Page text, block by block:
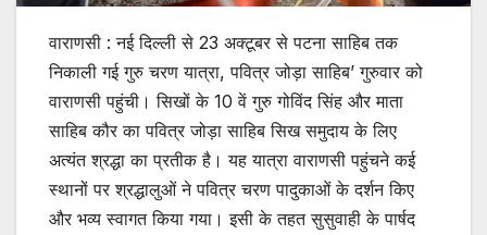
वाराणसी : नई दिल्ली से 23 अक्टूबर से पटना साहिब तक
निकाली गई गुरु चरण यात्रा, पवित्र जोड़ा साहिब’ गुरुवार को
वाराणसी पहुंची। सिखों के 10 वें गुरु गोविंद सिंह और माता
साहिब कौर का पवित्र जोड़ा साहिब सिख समुदाय के लिए
अत्यंत श्रद्धा का प्रतीक है। यह यात्रा वाराणसी पहुंचने कई
स्थानों पर श्रद्धालुओं ने पवित्र चरण पादुकाओं के दर्शन किए
और भव्य स्वागत किया गया। इसी के तहत सुसुवाही के पार्षद